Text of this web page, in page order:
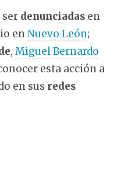
ser denunciadas en
enNuevo León;
, Miguel Bernardo
esta acción a
en sus redes